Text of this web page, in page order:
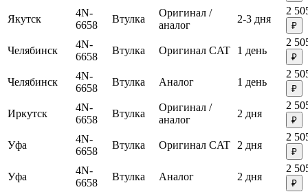
Якутск
4N-
6658
Втулка
Оригинал /
аналог
2-3 дня
2
₽
Челябинск
4N-
6658
Втулка Оригинал CAT 1 день
2
₽
Челябинск
4N-
6658
Втулка Аналог 1 день
2
₽
Иркутск
4N-
6658
Втулка
Оригинал /
аналог
2 дня
2
₽
Уфа
4N-
6658
Втулка Оригинал CAT 2 дня
2
₽
Уфа
4N-
6658
Втулка Аналог 2 дня
2
₽